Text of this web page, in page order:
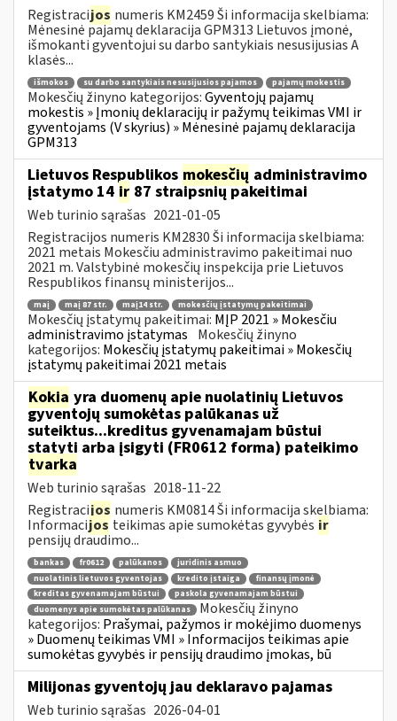
Registracijos numeris KM2459 Ši informacija skelbiama:
Mėnesinė pajamų deklaracija GPM313 Lietuvos įmonė,
išmokanti gyventojui su darbo santykiais nesusijusias A
klasės...
išmokos su darbo santykiais nesusijusios pajamos pajamų mokestis
Mokesčių žinyno kategorijos:Gyventojų pajamų
mokestis » Įmonių deklaracijų ir pažymų teikimas VMI ir
gyventojams (V skyrius) » Mėnesinė pajamų deklaracija
GPM313
Lietuvos Respublikos mokesčių administravimo
įstatymo 14 ir 87 straipsnių pakeitimai
Web turinio sąrašas 2021-01-05
Registracijos numeris KM2830 Ši informacija skelbiama:
2021 metais Mokesčiu administravimo pakeitimai nuo
2021 m. Valstybinė mokesčių inspekcija prie Lietuvos
Respublikos finansų ministerijos...
maį maį 87 str. maį14 str. mokesčių įstatymų pakeitimai
Mokesčių įstatymų pakeitimai: MĮP 2021 » Mokesčiu
administravimo įstatymas Mokesčių žinyno
kategorijos: Mokesčių įstatymų pakeitimai » Mokesčių
įstatymų pakeitimai 2021 metais
Kokia yra duomenų apie nuolatinių Lietuvos
gyventojų sumokėtas palūkanas už
suteiktus...kreditus gyvenamajam būstui
statyti arba įsigyti (FR0612 forma) pateikimo
tvarka
Web turinio sąrašas 2018-11-22
Registracijos numeris KM0814 Ši informacija skelbiama:
Informacijosteikimas apie sumokėtas gyvybės ir
pensijų draudimo...
bankas fr0612 palūkanos
juridinis asmuo
nuolatinis lietuvos gyventojas
kredito įstaiga
finansų įmonė
kreditas gyvenamajam būstui
paskola gyvenamajam būstui
duomenys apie sumokėtas palūkanas
Mokesčių žinyno
kategorijos: Prašymai, pažymos ir mokėjimo duomenys
» Duomenų teikimas VMI » Informacijos teikimas apie
sumokėtas gyvybės ir pensijų draudimo įmokas, bū
Milijonas gyventojų jau deklaravo pajamas
Web turinio sąrašas 2026-04-01